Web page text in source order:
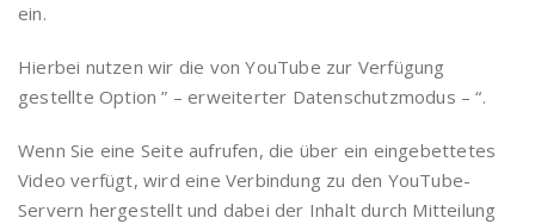
ein.
Hierbei nutzen wir die von YouTube zur Verfügung
gestellte Option ” – erweiterter Datenschutzmodus – “.
Wenn Sie eine Seite aufrufen, die über ein eingebettetes
Video verfügt, wird eine Verbindung zu den YouTube-
Servern hergestellt und dabei der Inhalt durch Mitteilung